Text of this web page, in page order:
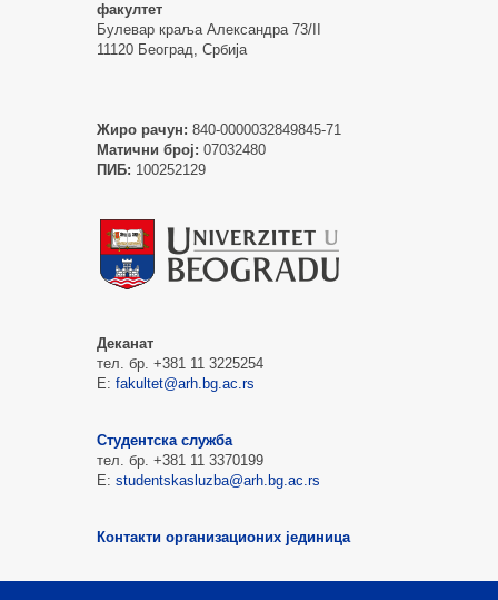
факултет
Булевар краља Александра 73/II
11120 Београд, Србија
Жиро рачун: 840-0000032849845-71
Матични број: 07032480
ПИБ: 100252129
Деканат
тел. бр. +381 11 3225254
Е: fakultet@arh.bg.ac.rs
Студентска служба
тел. бр. +381 11 3370199
Е: studentskasluzba@arh.bg.ac.rs
Контакти организационих јединица